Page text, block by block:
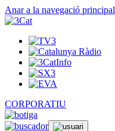
Anar a la navegació principal
CORPORATIU